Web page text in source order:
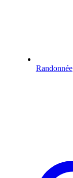
Randonnée